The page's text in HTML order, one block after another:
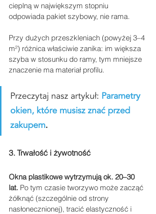
cieplną w największym stopniu
odpowiada pakiet szybowy, nie rama.
Przy dużych przeszkleniach (powyżej 3–4
m²) różnica właściwie zanika: im większa
szyba w stosunku do ramy, tym mniejsze
znaczenie ma materiał profilu.
Przeczytaj nasz artykuł: Parametry
okien, które musisz znać przed
zakupem.
3. Trwałość i żywotność
Okna plastikowe wytrzymują ok. 20–30
lat. Po tym czasie tworzywo może zacząć
żółknąć (szczególnie od strony
nasłonecznionej), tracić elastyczność i